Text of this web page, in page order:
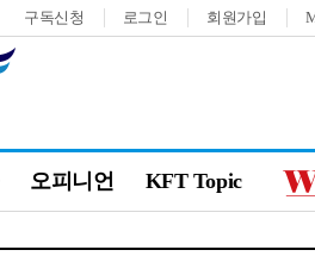
구독신청 로그인 회원가입
오피니언 KFT Topic